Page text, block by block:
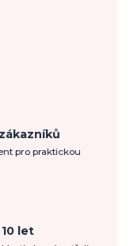
pro praktickou
let